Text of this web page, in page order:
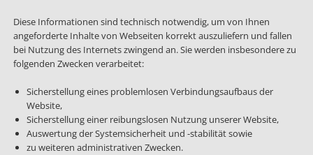
Diese Informationen sind technisch notwendig, um von Ihnen
angeforderte Inhalte von Webseiten korrekt auszuliefern und fallen
bei Nutzung des Internets zwingend an. Sie werden insbesondere zu
folgenden Zwecken verarbeitet:
Sicherstellung eines problemlosen Verbindungsaufbaus der
Website,
Sicherstellung einer reibungslosen Nutzung unserer Website,
Auswertung der Systemsicherheit und -stabilität sowie
zu weiteren administrativen Zwecken.